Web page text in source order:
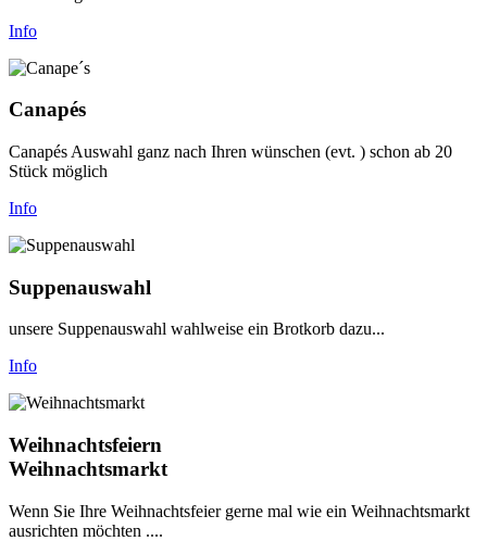
Info
Canapés
Canapés Auswahl ganz nach Ihren wünschen (evt. ) schon ab 20
Stück möglich
Info
Suppenauswahl
unsere Suppenauswahl wahlweise ein Brotkorb dazu...
Info
Weihnachtsfeiern
Weihnachtsmarkt
Wenn Sie Ihre Weihnachtsfeier gerne mal wie ein Weihnachtsmarkt
ausrichten möchten ....